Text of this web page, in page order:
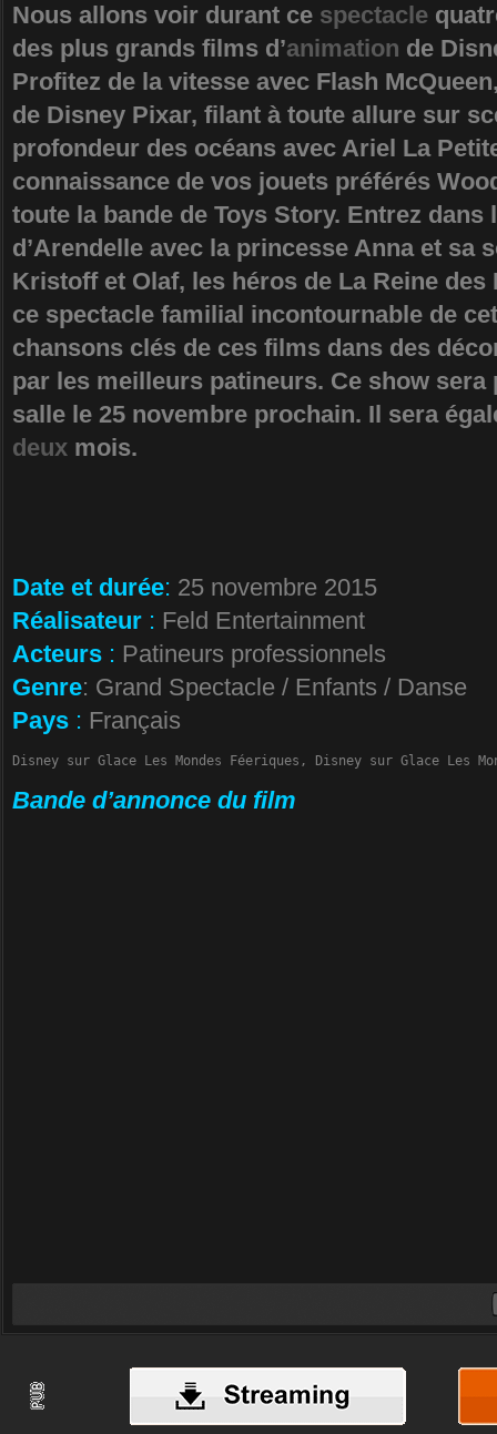
Nous allons voir durant ce spectacle
des plus grands films d’animation de
Profitez de la vitesse avec Flash
de Disney Pixar, filant à toute allure sur
profondeur des océans avec Ariel La
connaissance de vos jouets préférés
toute la bande de Toys Story. Entrez dans
d’Arendelle avec la princesse Anna et
Kristoff et Olaf, les héros de La Reine des
ce spectacle familial incontournable de
chansons clés de ces films dans des
par les meilleurs patineurs. Ce show sera
salle le 25 novembre prochain. Il sera
deux mois.
Date et durée: 25 novembre 2015
Réalisateur : Feld Entertainment
Acteurs : Patineurs professionnels
Genre: Grand Spectacle / Enfants / Danse
Pays : Français
Disney sur Glace Les Mondes Féeriques, Disney sur Glace Les
Bande d’annonce du film